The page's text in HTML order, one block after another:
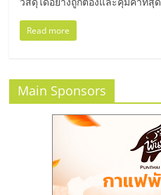
รน
ที่
ปรึกษา
แฟ
Read more
Main Sponsors